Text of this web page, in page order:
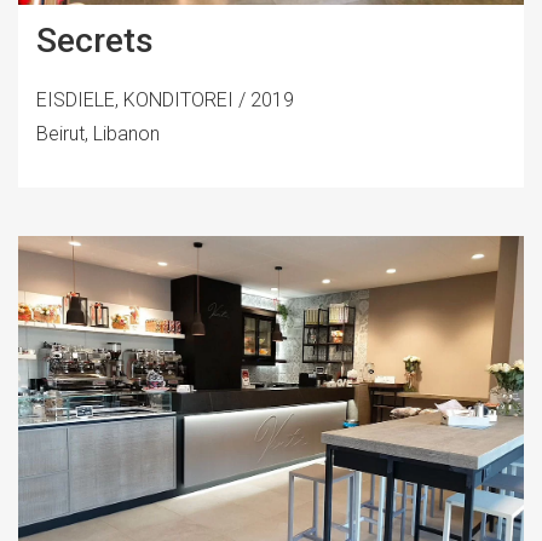
Secrets
EISDIELE, KONDITOREI / 2019
Beirut, Libanon